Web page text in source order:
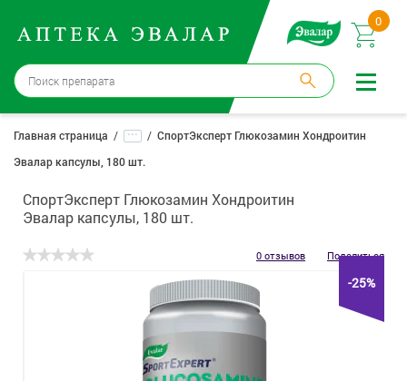
0
Бийск→ 15 аптек
Войти |
Регистрация
Доставка и оплата
Способ получения:
не выбран,изменить
Главная страница ...
СпортЭксперт Глюкозамин Хондроитин
Эвалар капсулы, 180 шт.
СпортЭксперт Глюкозамин Хондроитин
Эвалар капсулы, 180 шт.
0 отзывов Поделиться
-25%